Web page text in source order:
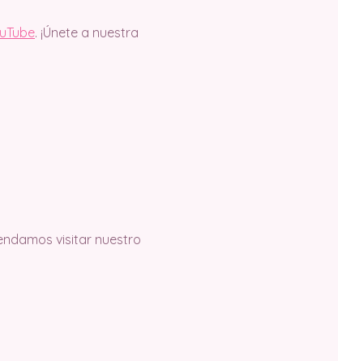
. ¡Únete a nuestra
visitar nuestro